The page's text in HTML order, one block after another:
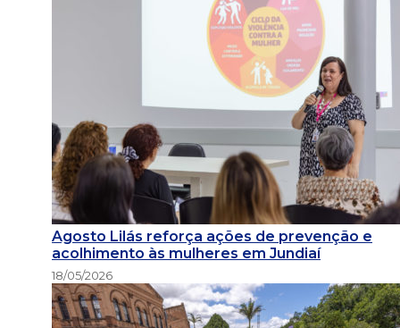
Agosto Lilás reforça ações de prevenção e
acolhimento às mulheres em Jundiaí
18/05/2026